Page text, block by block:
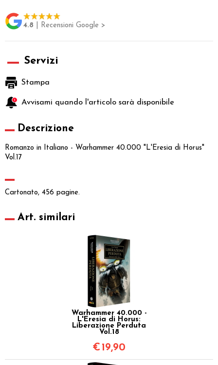
4.8 | Recensioni Google >
Servizi
Stampa
Avvisami quando l'articolo sarà disponibile
Descrizione
Romanzo in Italiano - Warhammer 40.000 "L'Eresia di Horus"
Vol.17
Cartonato, 456 pagine.
Art. similari
Warhammer 40.000 -
L'Eresia di Horus:
Liberazione Perduta
Vol.18
€ 19,90